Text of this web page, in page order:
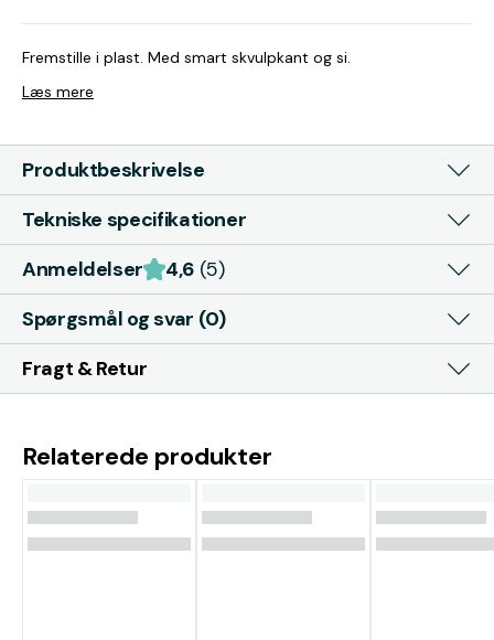
Fremstille i plast. Med smart skvulpkant og si.
Læs mere
Produktbeskrivelse
Tekniske specifikationer
Anmeldelser
4,6 (5)
Spørgsmål og svar (0)
Fragt & Retur
Relaterede produkter